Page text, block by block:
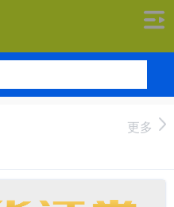
更多